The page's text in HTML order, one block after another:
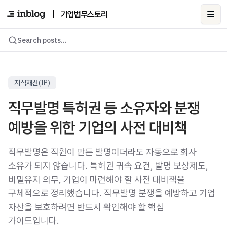
기업법무스토리
Search posts...
지식재산(IP)
직무발명 특허권 등 소유자와 분쟁
예방을 위한 기업의 사전 대비책
직무발명은 직원이 만든 발명이더라도 자동으로 회사
소유가 되지 않습니다. 특허권 귀속 요건, 발명 보상제도,
비밀유지 의무, 기업이 마련해야 할 사전 대비책을
구체적으로 정리했습니다. 직무발명 분쟁을 예방하고 기업
자산을 보호하려면 반드시 확인해야 할 핵심
가이드입니다.